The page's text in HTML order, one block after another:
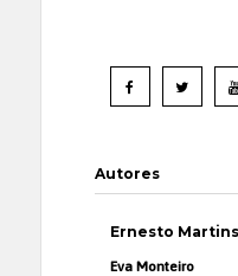
Autores
Ernesto Martins
Eva Monteiro